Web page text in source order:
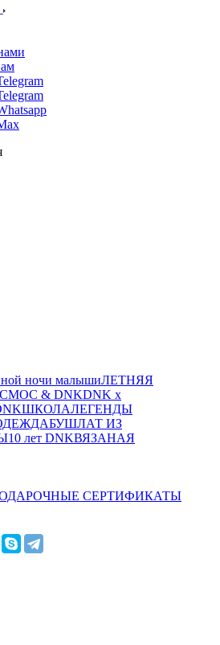
ночи малышиЛЕТНЯЯ
& DNKDNK x
ШКОЛАЛЕГЕНДЫ
БУШЛАТ ИЗ
10 лет DNKВЯЗАНАЯ
СЕРТИФИКАТЫ